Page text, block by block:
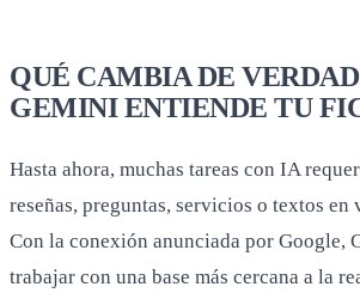
QUÉ CAMBIA DE
GEMINI ENTIENDE TU
Hasta ahora, muchas tareas con IA
reseñas, preguntas, servicios o textos en
Con la conexión anunciada por Google,
trabajar con una base más cercana a la